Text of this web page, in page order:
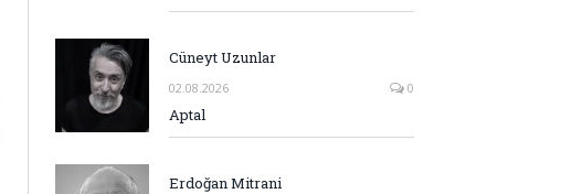
Cüneyt Uzunlar
02.08.2026 0
Aptal
Erdoğan Mitrani